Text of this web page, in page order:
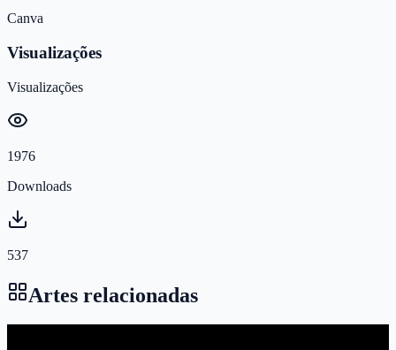
Canva
Visualizações
Visualizações
1976
Downloads
537
Artes relacionadas